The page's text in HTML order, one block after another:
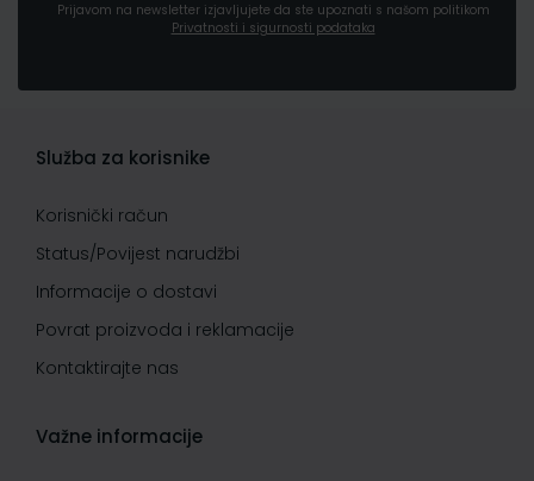
Prijavom na newsletter izjavljujete da ste upoznati s našom politikom
Privatnosti i sigurnosti podataka
Služba za korisnike
Korisnički račun
Status/Povijest narudžbi
Informacije o dostavi
Povrat proizvoda i reklamacije
Kontaktirajte nas
Važne informacije